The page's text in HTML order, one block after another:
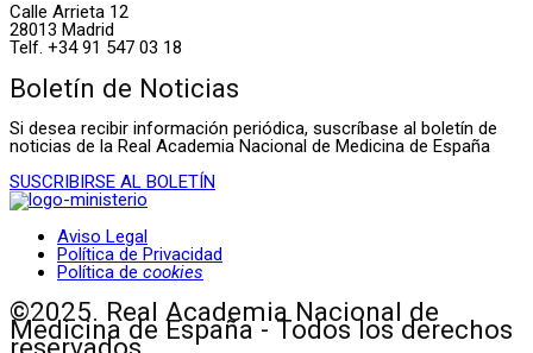
Calle Arrieta 12
28013 Madrid
Telf. +34 91 547 03 18
Boletín de Noticias
Si desea recibir información periódica, suscríbase al boletín de
noticias de la Real Academia Nacional de Medicina de España
SUSCRIBIRSE AL BOLETÍN
Aviso Legal
Política de Privacidad
Política de cookies
©2025. Real Academia Nacional de
Medicina de España - Todos los derechos